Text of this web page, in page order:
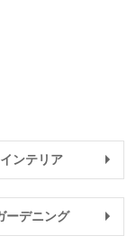
インテリア
ーデニング